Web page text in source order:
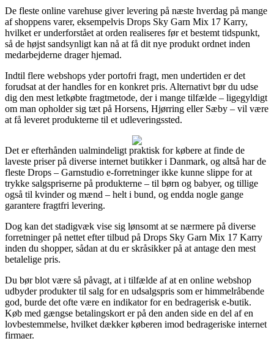
De fleste online varehuse giver levering på næste hverdag på mange
af shoppens varer, eksempelvis Drops Sky Garn Mix 17 Karry,
hvilket er underforstået at orden realiseres før et bestemt tidspunkt,
så de højst sandsynligt kan nå at få dit nye produkt ordnet inden
medarbejderne drager hjemad.
Indtil flere webshops yder portofri fragt, men undertiden er det
forudsat at der handles for en konkret pris. Alternativt bør du udse
dig den mest letkøbte fragtmetode, der i mange tilfælde – ligegyldigt
om man opholder sig tæt på Horsens, Hjørring eller Sæby – vil være
at få leveret produkterne til et udleveringssted.
Det er efterhånden ualmindeligt praktisk for købere at finde de
laveste priser på diverse internet butikker i Danmark, og altså har de
fleste Drops – Garnstudio e-forretninger ikke kunne slippe for at
trykke salgspriserne på produkterne – til børn og babyer, og tillige
også til kvinder og mænd – helt i bund, og endda nogle gange
garantere fragtfri levering.
Dog kan det stadigvæk vise sig lønsomt at se nærmere på diverse
forretninger på nettet efter tilbud på Drops Sky Garn Mix 17 Karry
inden du shopper, sådan at du er skråsikker på at antage den mest
betalelige pris.
Du bør blot være så påvagt, at i tilfælde af at en online webshop
udbyder produkter til salg for en udsalgspris som er himmelråbende
god, burde det ofte være en indikator for en bedragerisk e-butik.
Køb med gængse betalingskort er på den anden side en del af en
lovbestemmelse, hvilket dækker køberen imod bedrageriske internet
firmaer.